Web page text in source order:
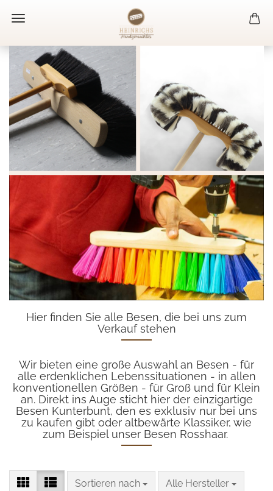
Hier finden Sie alle Besen, die bei uns zum
Verkauf stehen
Wir bieten eine große Auswahl an Besen - für
alle erdenklichen Lebenssituationen - in allen
konventionellen Größen - für Groß und für Klein
an. Direkt ins Auge sticht hier der einzigartige
Besen Kunterbunt, den es exklusiv nur bei uns
zu kaufen gibt oder altbewärte Klassiker, wie
zum Beispiel unser Besen Rosshaar.
Sortieren nach
Sortieren nach Alle Hersteller
pro Seite